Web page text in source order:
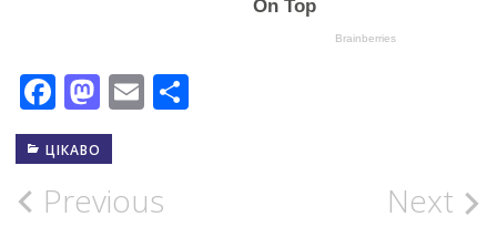
Facebook
Mastodon
EmailПоділитися
ЦІКАВО
Post
Previous Next